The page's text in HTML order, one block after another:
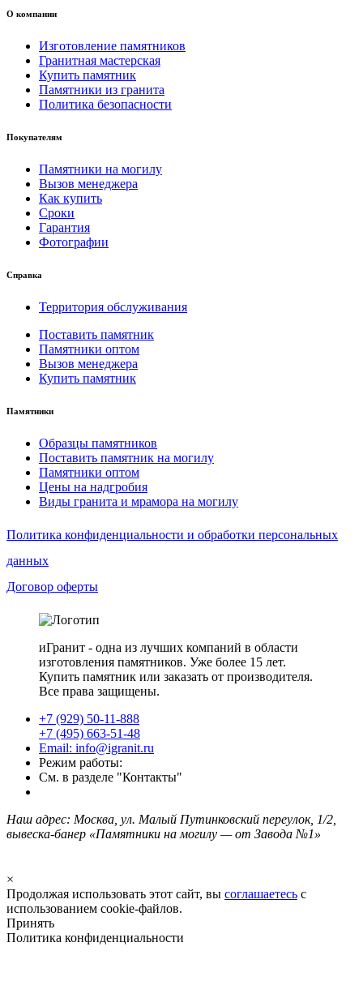
О компании
Изготовление памятников
Гранитная мастерская
Купить памятник
Памятники из гранита
Политика безопасности
Покупателям
Памятники на могилу
Вызов менеджера
Как купить
Сроки
Гарантия
Фотографии
Справка
Территория обслуживания
Поставить памятник
Памятники оптом
Вызов менеджера
Купить памятник
Памятники
Образцы памятников
Поставить памятник на могилу
Памятники оптом
Цены на надгробия
Виды гранита и мрамора на могилу
Политика конфиденциальности и обработки персональных
данных
Договор оферты
иГранит - одна из лучших компаний в области
изготовления памятников. Уже более 15 лет.
Купить памятник или заказать от производителя.
Все права защищены.
+7 (929) 50-11-888
+7 (495) 663-51-48
Email: info@igranit.ru
Режим работы:
См. в разделе "Контакты"
Наш адрес: Москва, ул. Малый Путинковский переулок, 1/2,
вывеска-банер «Памятники на могилу — от Завода №1»
×
Продолжая использовать этот сайт, вы соглашаетесь с
использованием cookie-файлов.
Принять
Политика конфиденциальности